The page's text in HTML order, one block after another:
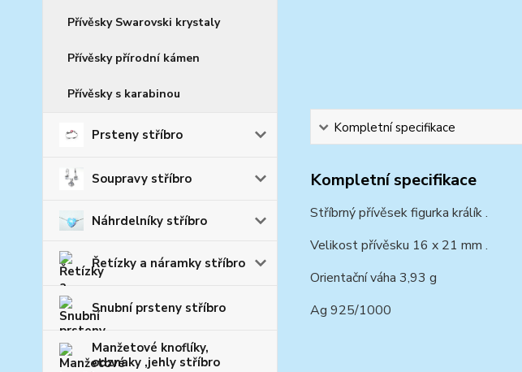
Přívěsky Swarovski krystaly
Přívěsky přírodní kámen
Přívěsky s karabinou
Prsteny stříbro
Soupravy stříbro
Náhrdelníky stříbro
Řetízky a náramky stříbro
Snubní prsteny stříbro
Manžetové knoflíky,
odznaky ,jehly stříbro
Kompletní specifikace
Kompletní specifikace
Stříbrný přívěsek figurka králík .
Velikost přívěsku 16 x 21 mm .
Orientační váha 3,93 g
Ag 925/1000